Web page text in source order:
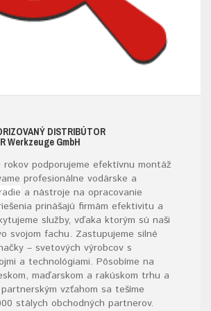
DISTRIBÚTOR
Werkzeuge GmbH
rokov podporujeme efektívnu montáž
profesionálne vodárske a
a nástroje na opracovanie
prinášajú firmám efektivitu a
služby, vďaka ktorým sú naši
svojom fachu. Zastupujeme silné
– svetových výrobcov s
a technológiami. Pôsobíme na
maďarskom a rakúskom trhu a
vzťahom sa tešíme
stálych obchodných partnerov.